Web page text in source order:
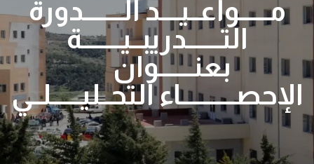
مــــــواعــيــــد الــــــــدورة
التـــــــدريبــيــــــــة
بعنـــــــوان
الإحصـــــــــــاء التحــليــــــلــي